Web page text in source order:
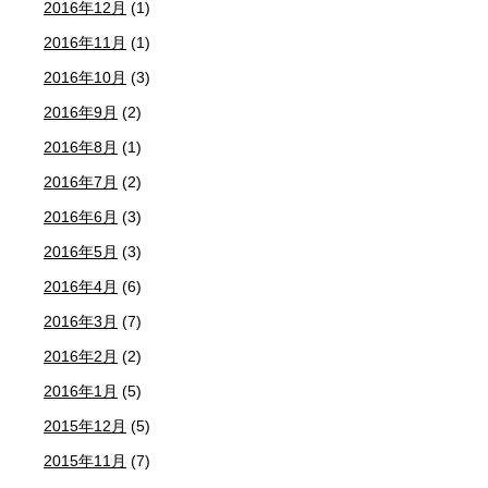
2016年12月 (1)
2016年11月 (1)
2016年10月 (3)
2016年9月 (2)
2016年8月 (1)
2016年7月 (2)
2016年6月 (3)
2016年5月 (3)
2016年4月 (6)
2016年3月 (7)
2016年2月 (2)
2016年1月 (5)
2015年12月 (5)
2015年11月 (7)